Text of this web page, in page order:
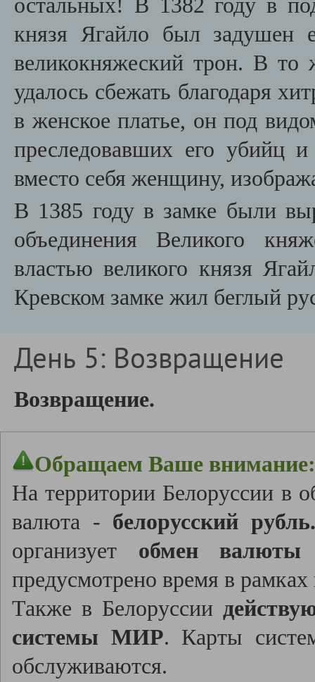
остальных! В 1382 году в
князя Ягайло был задушен
великокняжеский трон. В
удалось сбежать благодаря
в женское платье, он под
преследовавших его убийц
вместо себя женщину,
В 1385 году в замке были
объединения Великого
властью великого князя
Кревском замке жил беглый
День 5: Возвращение
Возвращение.
Обращаем Ваше
На территории Белоруссии в
валюта - белорусский
организует обмен валюты
предусмотрено время в
Также в Белоруссии
системы МИР. Карты
обслуживаются.